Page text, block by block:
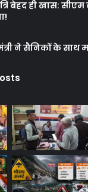
बेहद ही खास:
ने सैनिकों के साथ